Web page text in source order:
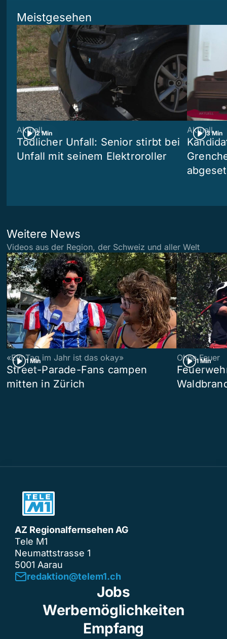
Meistgesehen
2 Min
Aktuell
Tödlicher Unfall: Senior stirbt bei
Unfall mit seinem Elektroroller
3 Min
Aktuell
Weitere News
Videos aus der Region, der Schweiz und aller Welt
1 Min
«Ein Tag im Jahr ist das okay»
Street-Parade-Fans campen
mitten in Zürich
1 Min
Ohne Feuer
AZ Regionalfernsehen AG
Tele M1
Neumattstrasse 1
5001 Aarau
redaktion@telem1.ch
Jobs
Werbemöglichkeiten
Empfang